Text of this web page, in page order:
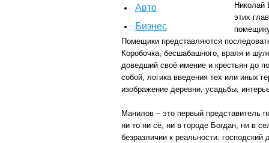
Авто
Бизнес
Николай
этих
Помещики представляются
Коробочка, бесшабашного, враля и
доведший своё имение и крестьян до
собой, логика введения тех или иных
изображение деревни, усадьбы,
Манилов – это первый представитель
ни то ни сё, ни в городе Богдан, ни в
безразличии к реальности: